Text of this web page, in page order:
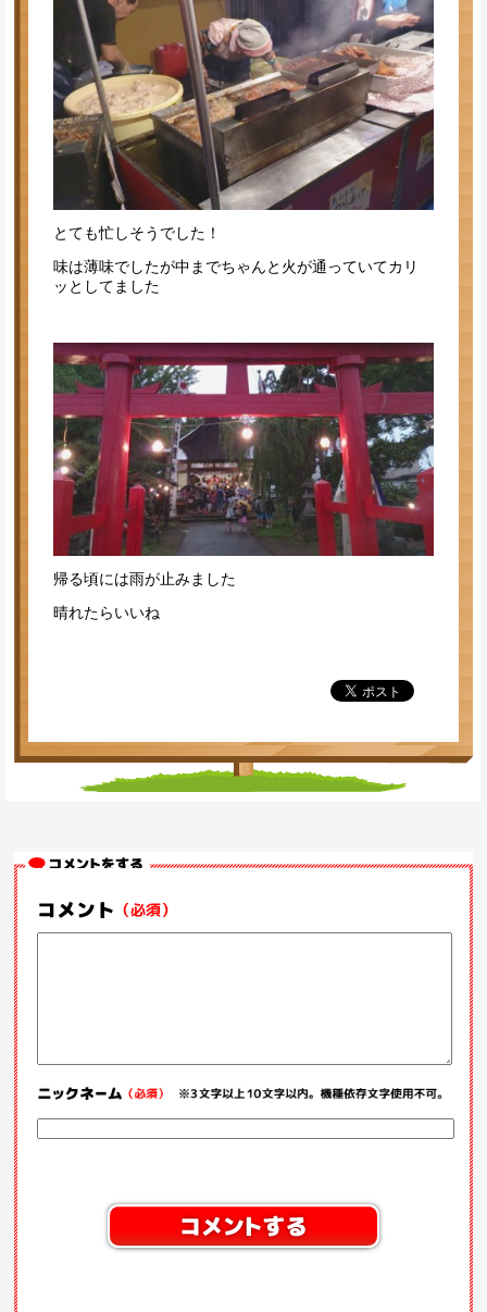
とても忙しそうでした！
味は薄味でしたが中までちゃんと火が通っていてカリ
ッとしてました
帰る頃には雨が止みました
晴れたらいいね